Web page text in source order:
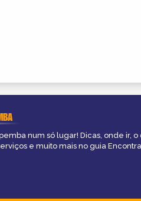
num só lugar! Dicas, onde ir,
e muito mais no guia